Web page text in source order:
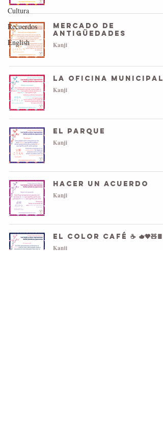
Cultura
Recuerdos
English
Mercado de
antigüedades
Kanji
La oficina municipal
Kanji
El parque
Kanji
Hacer un acuerdo
Kanji
El color café ☕ 🫖🤎🧸🍫
Kanji